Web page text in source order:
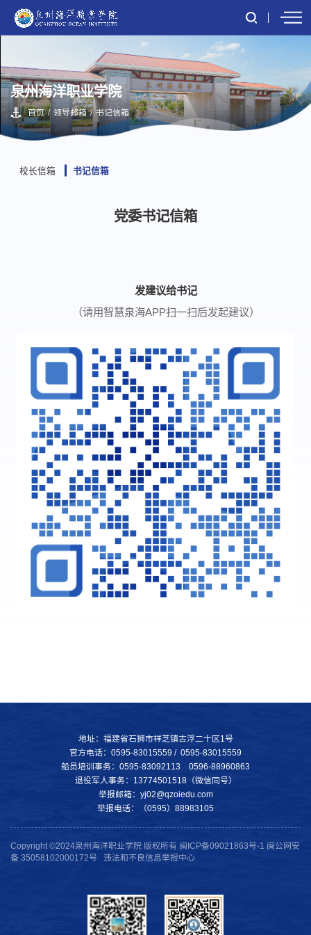
泉州海洋职业学院
首页 / 领导邮箱 / 书记信箱
校长信箱 书记信箱
党委书记信箱
发建议给书记
（请用智慧泉海APP扫一扫后发起建议）
地址：福建省石狮市祥芝镇古浮二十区1号
官方电话：0595-83015559 / 0595-83015559
船员培训事务：0595-83092113 0596-88960863
退役军人事务：13774501518（微信同号）
举报邮箱：yj02@qzoiedu.com
举报电话：（0595）88983105
Copyright ©2024泉州海洋职业学院 版权所有 闽ICP备09021863号-1 闽公网安
备 35058102000172号 违法和不良信息举报中心